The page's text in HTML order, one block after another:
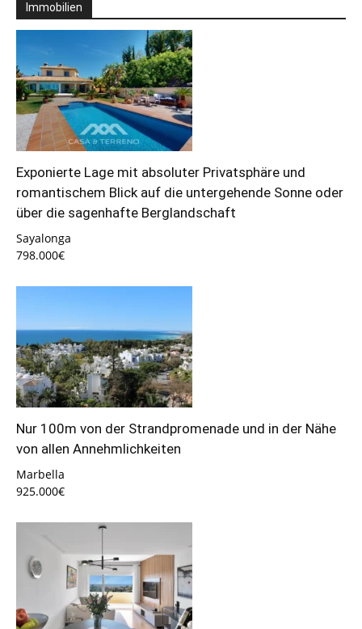
Immobilien
Exponierte Lage mit absoluter Privatsphäre und
romantischem Blick auf die untergehende Sonne oder
über die sagenhafte Berglandschaft
Sayalonga
798.000€
Nur 100m von der Strandpromenade und in der Nähe
von allen Annehmlichkeiten
Marbella
925.000€